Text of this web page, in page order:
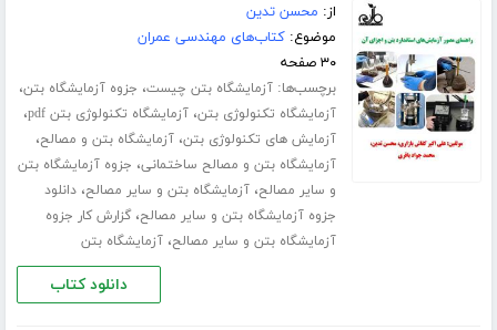
از: محسن تدین
موضوع:کتاب‌های مهندسی عمران
۳۰ صفحه
برچسب‌ها:آزمایشگاه بتن چیست، جزوه آزمایشگاه بتن،
آزمایشگاه تکنولوژی بتن،آزمایشگاه تکنولوژی بتن pdf ،
آزمایش های تکنولوژی بتن،آزمایشگاه بتن و مصالح،
آزمایشگاه بتن و مصالح ساختمانی، جزوه آزمایشگاه بتن
و سایر مصالح،آزمایشگاه بتن و سایر مصالح،دانلود
جزوه آزمایشگاه بتن و سایر مصالح،گزارش کار جزوه
آزمایشگاه بتن و سایر مصالح،آزمایشگاه بتن
دانلود کتاب